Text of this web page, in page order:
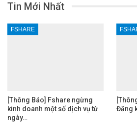
Tin Mới Nhất
FSHARE
[Thông Báo] Fshare ngừng
kinh doanh một số dịch vụ từ
ngày…
Đăng